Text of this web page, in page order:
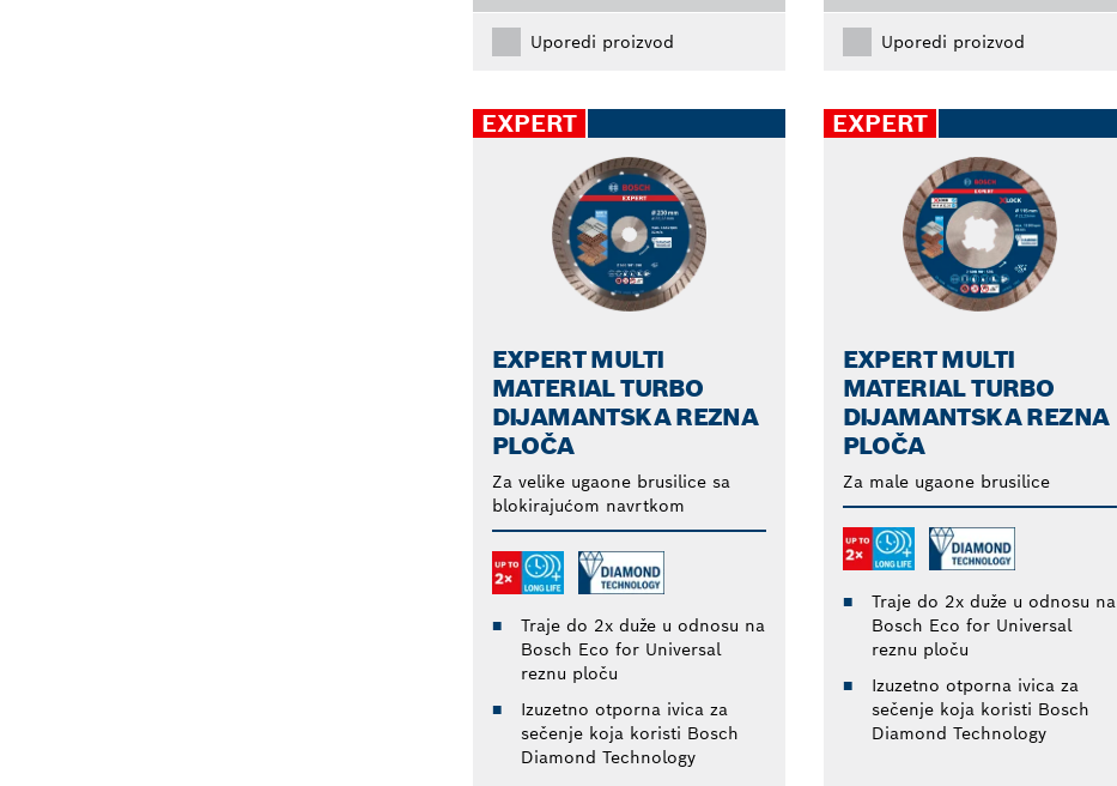
Uporedi proizvod Uporedi proizvod
EXPERT
EXPERT MULTI
MATERIAL TURBO
DIJAMANTSKA REZNA
PLOČA
Za velike ugaone brusilice sa
blokirajućom navrtkom
Traje do 2x duže u odnosu na
Bosch Eco for Universal
reznu ploču
Izuzetno otporna ivica za
sečenje koja koristi Bosch
Diamond Technology
EXPERT
EXPERT MULTI
MATERIAL TURBO
DIJAMANTSKA REZNA
PLOČA
Za male ugaone brusilice
Traje do 2x duže u odnosu na
Bosch Eco for Universal
reznu ploču
Izuzetno otporna ivica za
sečenje koja koristi Bosch
Diamond Technology